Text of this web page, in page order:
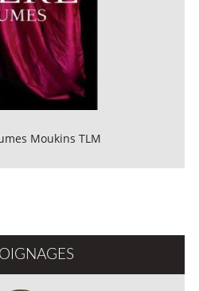
Moukins TLM